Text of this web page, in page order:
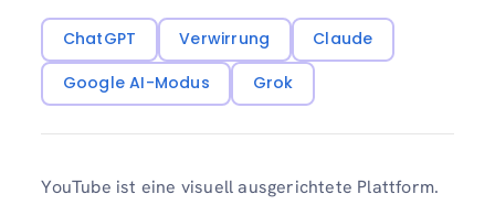
ChatGPT Verwirrung
Claude
Google AI-Modus
Grok
YouTube ist eine visuell ausgerichtete Plattform.